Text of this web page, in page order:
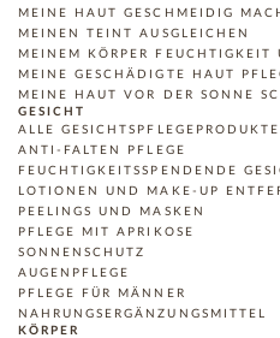
MEINE HAUT GESCHMEIDIG
MEINEN TEINT AUSGLEICHEN
MEINEM KÖRPER FEUCHTIGKEIT
MEINE GESCHÄDIGTE HAUT
MEINE HAUT VOR DER SONNE
GESICHT
ALLE GESICHTSPFLEGEPRODUKTE
ANTI-FALTEN PFLEGE
FEUCHTIGKEITSSPENDENDE
LOTIONEN UND MAKE-UP
PEELINGS UND MASKEN
PFLEGE MIT APRIKOSE
SONNENSCHUTZ
AUGENPFLEGE
PFLEGE FÜR MÄNNER
NAHRUNGSERGÄNZUNGSMITTEL
KÖRPER